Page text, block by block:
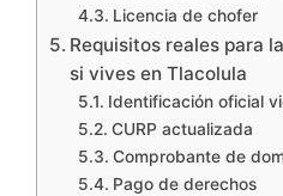
Licencia de chofer
Requisitos reales para
si vives en Tlacolula
Identificación oficial
CURP actualizada
Comprobante de
Pago de derechos